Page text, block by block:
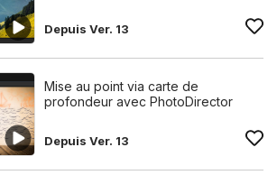
Depuis Ver. 13
Mise au point via carte de
profondeur avec PhotoDirector
Depuis Ver. 13